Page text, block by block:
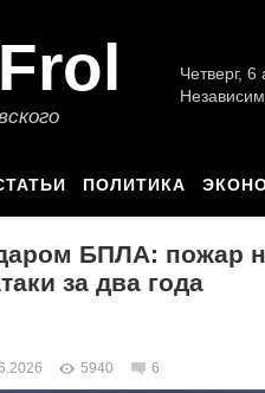
Четверг, 6
ПОЛИТИКА
БПЛА: пожар
за два года
5940 6